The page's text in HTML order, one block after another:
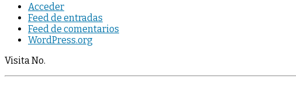
Acceder
Feed de entradas
Feed de comentarios
WordPress.org
Visita No.